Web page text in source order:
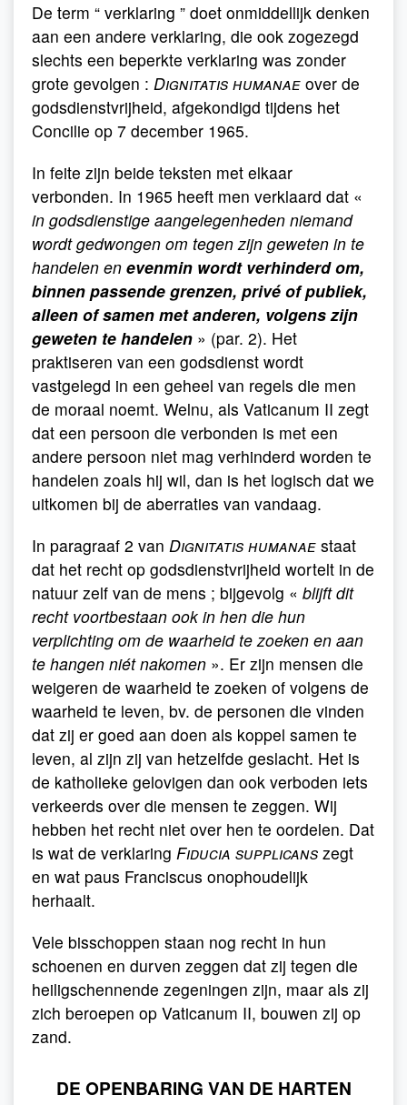
De term “ verklaring ” doet onmiddellijk denken
aan een andere verklaring, die ook zogezegd
slechts een beperkte verklaring was zonder
grote gevolgen : Dignitatis humanae over de
godsdienstvrijheid, afgekondigd tijdens het
Concilie op 7 december 1965.
In feite zijn beide teksten met elkaar
verbonden. In 1965 heeft men verklaard dat «
in godsdienstige aangelegenheden niemand
wordt gedwongen om tegen zijn geweten in te
handelen en evenmin wordt verhinderd om,
binnen passende grenzen, privé of publiek,
alleen of samen met anderen, volgens zijn
geweten te handelen » (par. 2). Het
praktiseren van een godsdienst wordt
vastgelegd in een geheel van regels die men
de moraal noemt. Welnu, als Vaticanum II zegt
dat een persoon die verbonden is met een
andere persoon niet mag verhinderd worden te
handelen zoals hij wil, dan is het logisch dat we
uitkomen bij de aberraties van vandaag.
In paragraaf 2 van Dignitatis humanae staat
dat het recht op godsdienstvrijheid wortelt in de
natuur zelf van de mens ; bijgevolg « blijft dit
recht voortbestaan ook in hen die hun
verplichting om de waarheid te zoeken en aan
te hangen niét nakomen ». Er zijn mensen die
weigeren de waarheid te zoeken of volgens de
waarheid te leven, bv. de personen die vinden
dat zij er goed aan doen als koppel samen te
leven, al zijn zij van hetzelfde geslacht. Het is
de katholieke gelovigen dan ook verboden iets
verkeerds over die mensen te zeggen. Wij
hebben het recht niet over hen te oordelen. Dat
is wat de verklaring Fiducia supplicans zegt
en wat paus Franciscus onophoudelijk
herhaalt.
Vele bisschoppen staan nog recht in hun
schoenen en durven zeggen dat zij tegen die
heiligschennende zegeningen zijn, maar als zij
zich beroepen op Vaticanum II, bouwen zij op
zand.
DE OPENBARING VAN DE HARTEN